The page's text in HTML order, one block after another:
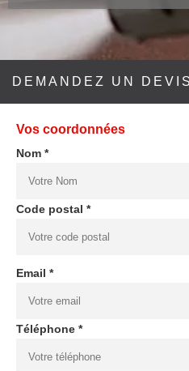
DEMANDEZ UN
Vos coordonnées
Nom *
Code postal *
Email *
Téléphone *